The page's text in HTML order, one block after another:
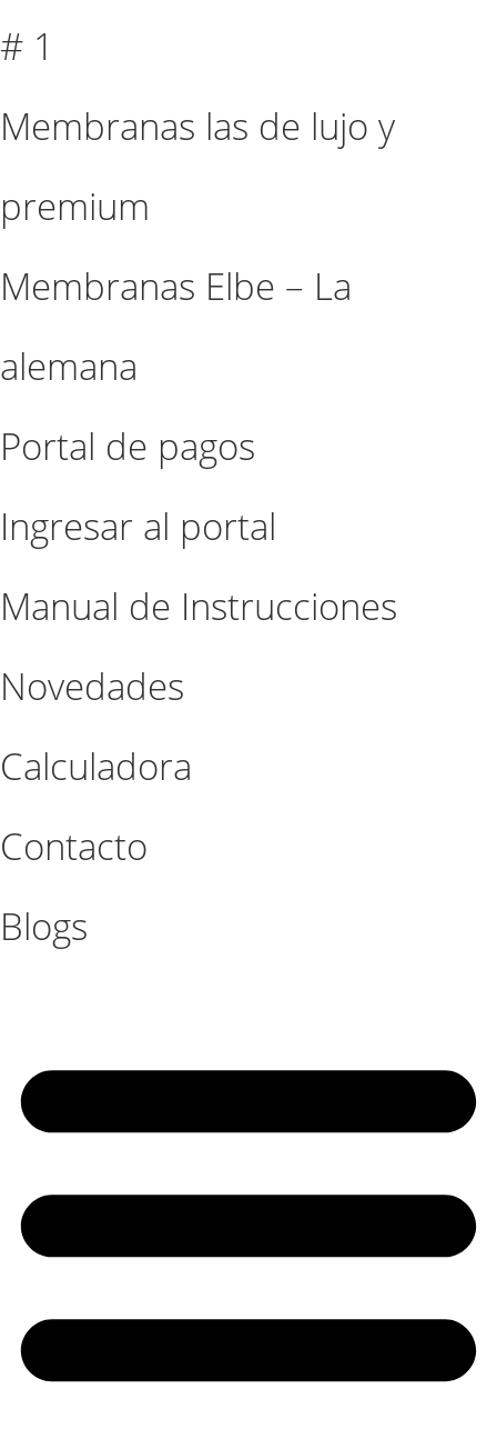
# 1
Membranas las de lujo y
premium
Membranas Elbe – La
alemana
Portal de pagos
Ingresar al portal
Manual de Instrucciones
Novedades
Calculadora
Contacto
Blogs